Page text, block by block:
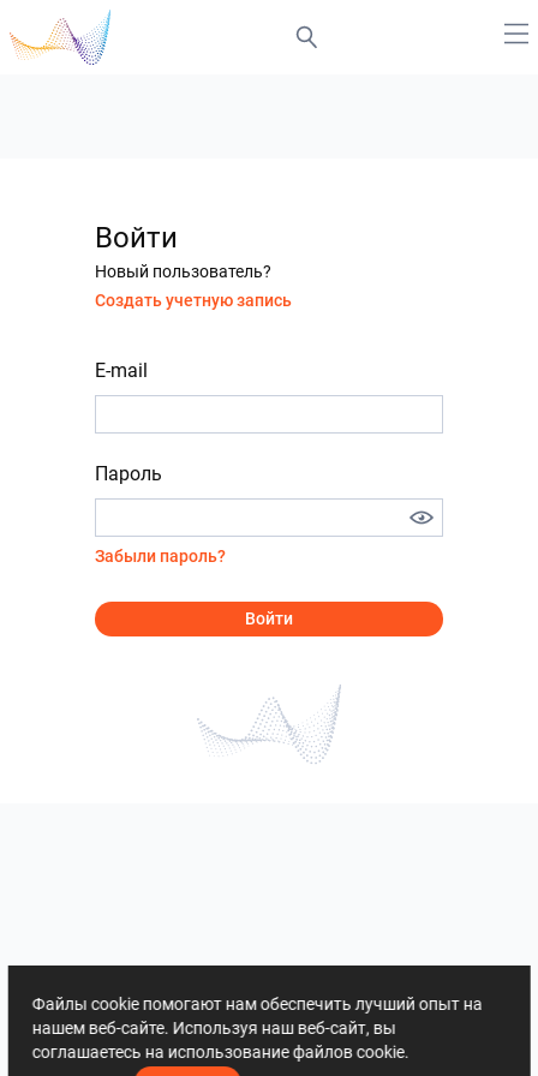
Войти
Новый пользователь?
Создать учетную запись
E-mail
Пароль
Забыли пароль?
Войти
Файлы cookie помогают нам обеспечить лучший опыт на
нашем веб-сайте. Используя наш веб-сайт, вы
соглашаетесь на использование файлов cookie.